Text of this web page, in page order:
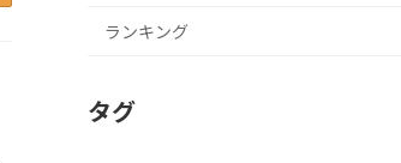
ランキング
タグ